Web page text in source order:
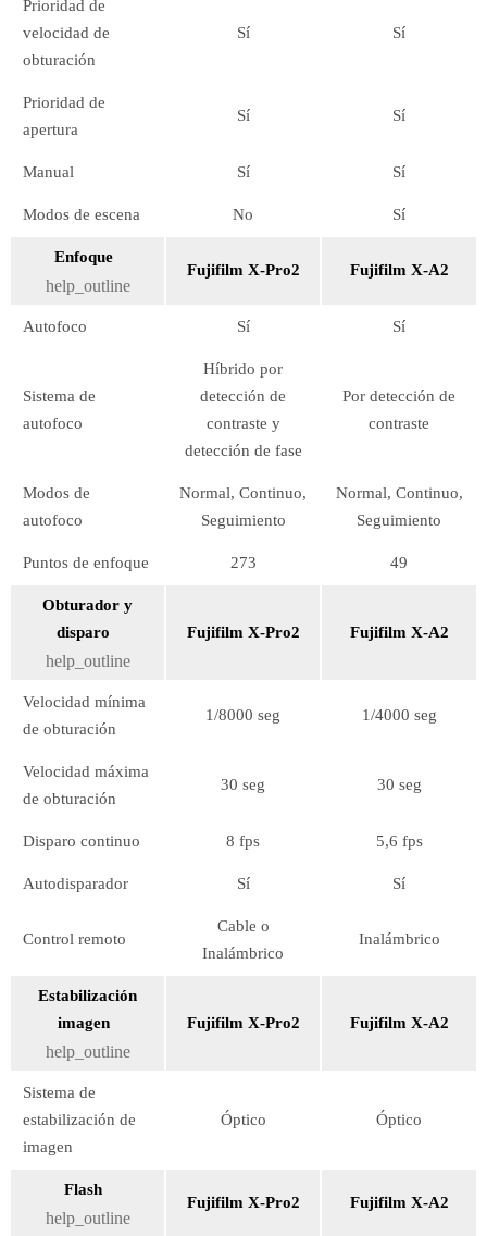
Prioridad de
velocidad de
obturación
Sí Sí
Prioridad de
apertura
Sí Sí
Manual Sí Sí
Modos de escena No Sí
Enfoque
help_outline
Fujifilm X-Pro2 Fujifilm X-A2
Autofoco Sí Sí
Sistema de
autofoco
Híbrido por
detección de
contraste y
detección de fase
Por detección de
contraste
Modos de
autofoco
Normal, Continuo,
Seguimiento
Normal, Continuo,
Seguimiento
Puntos de enfoque 273 49
Obturador y
disparo
help_outline
Fujifilm X-Pro2 Fujifilm X-A2
Velocidad mínima
de obturación
1/8000 seg 1/4000 seg
Velocidad máxima
de obturación
30 seg 30 seg
Disparo continuo 8 fps 5,6 fps
Autodisparador Sí Sí
Control remoto
Cable o
Inalámbrico
Inalámbrico
Estabilización
imagen
help_outline
Fujifilm X-Pro2 Fujifilm X-A2
Sistema de
estabilización de
imagen
Óptico Óptico
Flash
help_outline
Fujifilm X-Pro2 Fujifilm X-A2